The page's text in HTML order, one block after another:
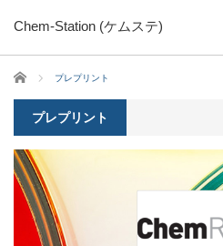
Chem-Station (ケムステ)
ホーム プレプリント
プレプリント